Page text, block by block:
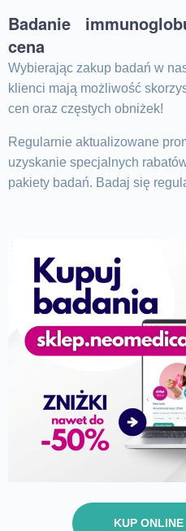
Badanie
cena
Wybierając zakup badań w
klienci mają możliwość
cen oraz częstych obniżek!
Regularnie aktualizowane
uzyskanie specjalnych
pakiety badań. Badaj się
KUP